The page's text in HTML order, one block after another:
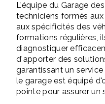
L'équipe du Garage
techniciens formés
aux spécificités des
formations régulières,
diagnostiquer
d'apporter des
garantissant un
le garage est équipé
pointe pour assurer un